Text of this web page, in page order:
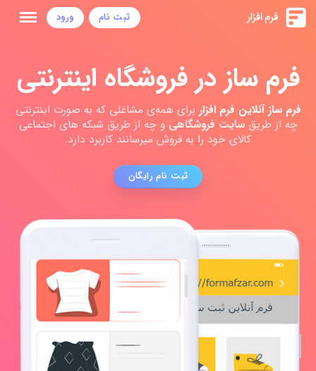
ثبت نام ورود
فرم ساز در فروشگاه اینترنتی
فرم ساز آنلاین فرم افزار برای همه‌ی مشاغلی که به صورت اینترنتی
چه از طریقسایت فروشگاهی و چه از طریق شبکه های اجتماعی
کالای خود را به فروش میرسانند کاربرد دارد.
ثبت نام رایگان